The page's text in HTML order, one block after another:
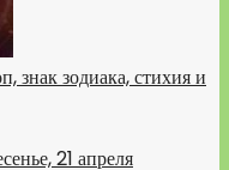
знак зодиака, стихия и
21 апреля